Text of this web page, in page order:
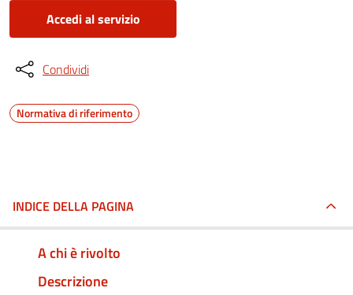
Accedi al servizio
Condividi
Normativa di riferimento
INDICE DELLA PAGINA
A chi è rivolto
Descrizione